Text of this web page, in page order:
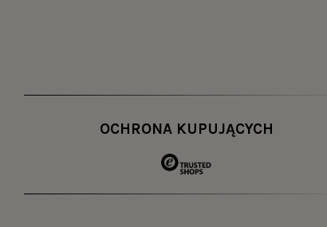
OCHRONA KUPUJĄCYCH